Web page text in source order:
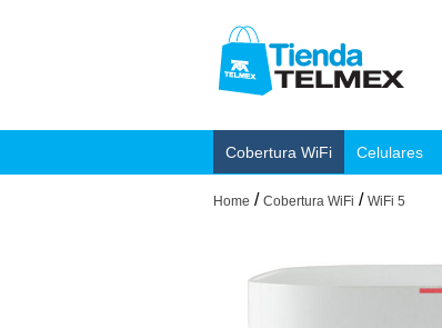
Cobertura WiFi Celulares
Home / Cobertura WiFi / WiFi 5